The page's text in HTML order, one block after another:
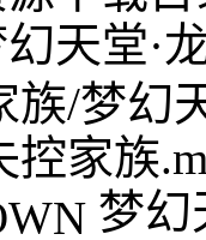
天堂·
族/梦幻
控家族
梦幻